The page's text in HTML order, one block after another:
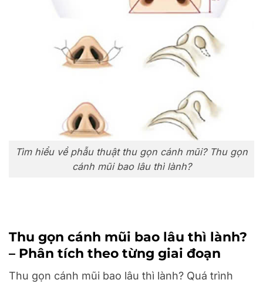
Tìm hiểu về phẫu thuật thu gọn cánh mũi? Thu gọn
cánh mũi bao lâu thì lành?
Thu gọn cánh mũi bao lâu thì lành?
– Phân tích theo từng giai đoạn
Thu gọn cánh mũi bao lâu thì lành? Quá trình